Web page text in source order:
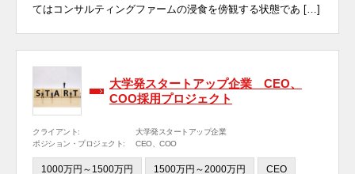
てはコンサルティングファームの浸食を傍観する状態であ […]
大学発スタートアップ企業 CEO、
COO採用プロジェクト
クライアント:
大学発スタートアップ企業
ポジション・プロジェクト:
CEO、COO
1000万円～1500万円 1500万円～2000万円 CEO